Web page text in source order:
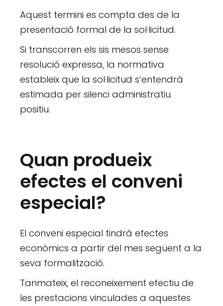
Aquest termini es compta des de la
presentació formal de la sol·licitud.
Si transcorren els sis mesos sense
resolució expressa, la normativa
estableix que la sol·licitud s’entendrà
estimada per silenci administratiu
positiu.
Quan produeix
efectes el conveni
especial?
El conveni especial tindrà efectes
econòmics a partir del mes següent a la
seva formalització.
Tanmateix, el reconeixement efectiu de
les prestacions vinculades a aquestes